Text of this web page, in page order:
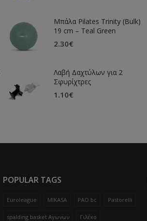
Μπάλα Pilates Trinity (Bulk)
19 cm – Teal Green
2.30€
Λαβή Δαχτύλων για 2
Σφυρίχτρες
1.10€
POPULAR TAGS
Euroleague MIKASA PAO bc Pastorelli
spalding basket Αγωνων Γιλέκο